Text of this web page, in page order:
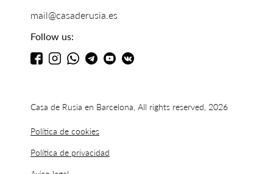
mail@casaderusia.es
Follow us:
Casa de Rusia en Barcelona, All rights reserved, 2026
Política de cookies
Política de privacidad